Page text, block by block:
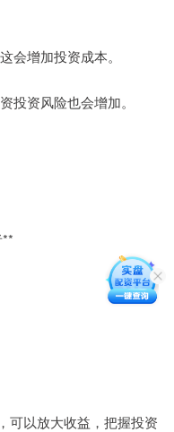
会增加投资成本。
投资风险也会增加。
可以放大收益，把握投资